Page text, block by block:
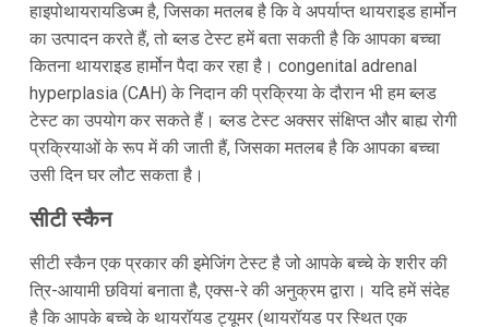
हाइपोथायरायडिज्म है, जिसका मतलब है कि वे अपर्याप्त थायराइड हार्मोन
का उत्पादन करते हैं, तो ब्लड टेस्ट हमें बता सकती है कि आपका बच्चा
कितना थायराइड हार्मोन पैदा कर रहा है। congenital adrenal
hyperplasia (CAH) के निदान की प्रक्रिया के दौरान भी हम ब्लड
टेस्ट का उपयोग कर सकते हैं। ब्लड टेस्ट अक्सर संक्षिप्त और बाह्य रोगी
प्रक्रियाओं के रूप में की जाती हैं, जिसका मतलब है कि आपका बच्चा
उसी दिन घर लौट सकता है।
सीटी स्कैन
सीटी स्कैन एक प्रकार की इमेजिंग टेस्ट है जो आपके बच्चे के शरीर की
त्रि-आयामी छवियां बनाता है, एक्स-रे की अनुक्रम द्वारा। यदि हमें संदेह
है कि आपके बच्चे के थायरॉयड ट्यूमर (थायरॉयड पर स्थित एक